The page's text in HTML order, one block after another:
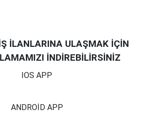
İLANLARINA ULAŞMAK İÇİN
İNDİREBİLİRSİNİZ